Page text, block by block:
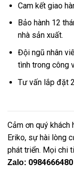
Cam kết giao
Bảo hành 12
nhà sản xuất.
Đội ngũ nhân
tình trong công
Tư vấn lắp đặt
Cảm ơn quý
Eriko, sự hài lòng
phát triển. Mọi chi
Zalo: 0984666480